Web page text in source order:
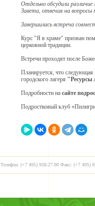
Отдельно обсудили
Завета, отвечая на вопросы
Завершилась встреча
Курс "Я в храме" призван
церковной традиции.
Встречи проходят после
Планируется, что следующая
городского лагеря "Ресурсы
Подробности на сайте
Подростковый клуб
Телефон: (+7 495) 958-27-90 Факс: (+7 495)